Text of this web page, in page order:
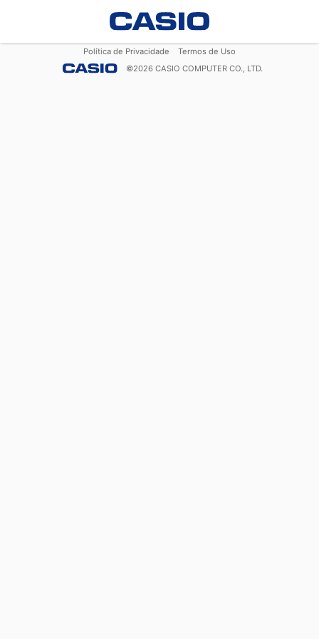
Política de Privacidade
Termos de Uso
©2026 CASIO COMPUTER CO., LTD.